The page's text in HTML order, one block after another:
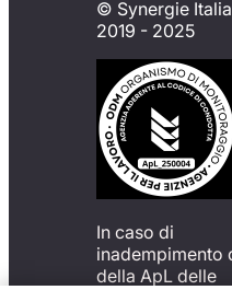
© Synergie
2019 - 2025
In caso di
inadempimento
della ApL delle